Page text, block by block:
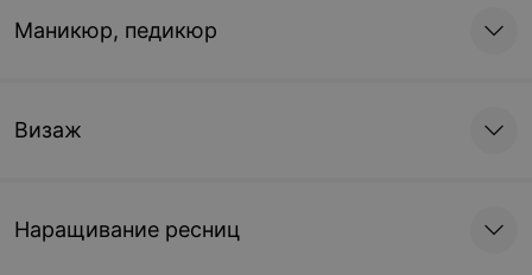
Маникюр, педикюр
Визаж
Наращивание ресниц